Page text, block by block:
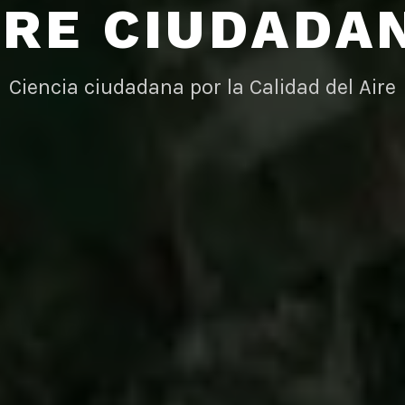
Ciencia ciudadana por la Calidad del Aire